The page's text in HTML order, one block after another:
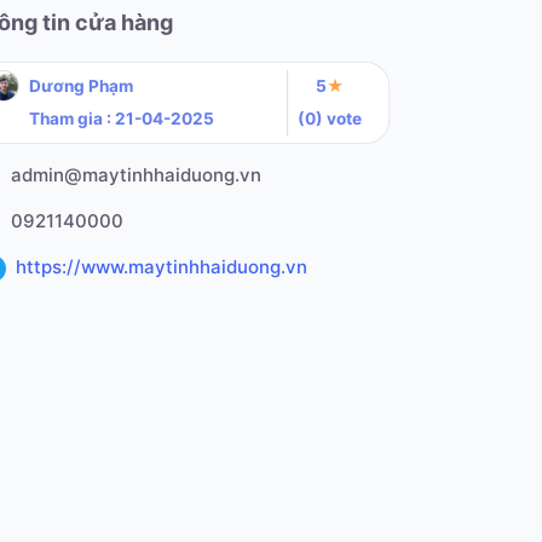
tin cửa hàng
Dương Phạm
Tham gia : 21-04-2025
5★
(0) vote
admin@maytinhhaiduong.vn
0921140000
https://www.maytinhhaiduong.vn